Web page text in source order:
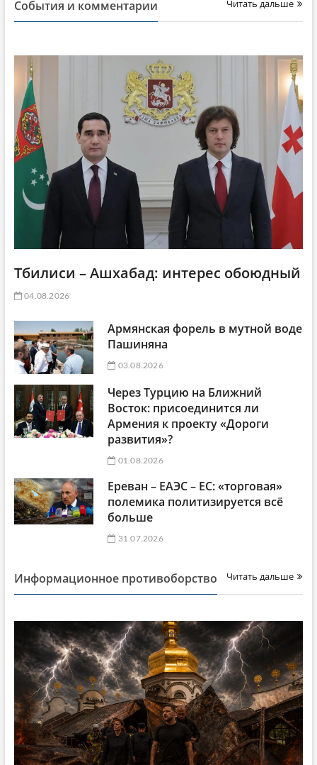
События и комментарии Читать дальше
Тбилиси – Ашхабад: интерес обоюдный
04.08.2026
Армянская форель в мутной воде
Пашиняна
03.08.2026
Через Турцию на Ближний
Восток: присоединится ли
Армения к проекту «Дороги
развития»?
01.08.2026
Ереван – ЕАЭС – ЕС: «торговая»
полемика политизируется всё
больше
31.07.2026
Информационное противоборство Читать дальше